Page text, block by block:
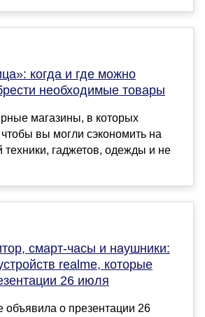
когда и где можно
необходимые товары
магазины, в которых
вы могли сэкономить на
техники, гаджетов, одежды и не
смарт-часы и наушники:
realme, которые
26 июля
объявила о презентации 26